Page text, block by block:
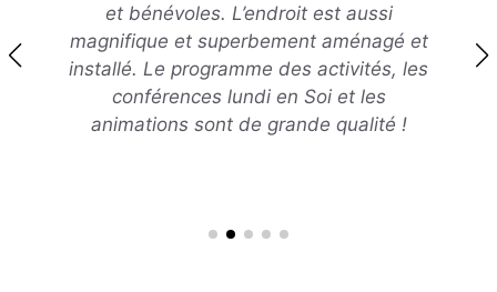
et bénévoles. L’endroit est aussi
magnifique et superbement aménagé et
installé. Le programme des activités, les
conférences lundi en Soi et les
animations sont de grande qualité !